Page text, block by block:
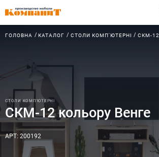
ГОЛОВНА КАТАЛОГ СТОЛИ КОМП'ЮТЕРНІ СКМ-12
СТОЛИ КОМП'ЮТЕРНІ
СКМ-12 кольору Венге
АРТ: 200192